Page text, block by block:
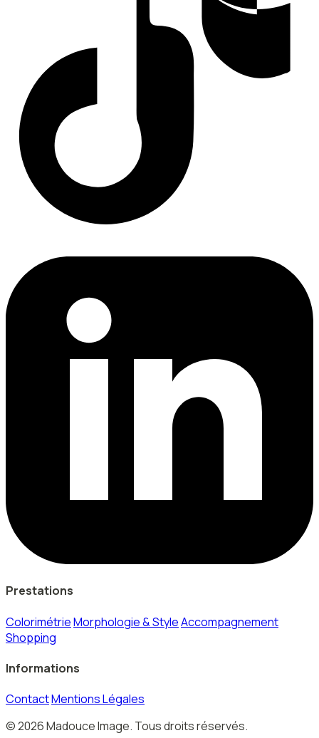
Prestations
ColorimétrieMorphologie & StyleAccompagnement
Shopping
Informations
ContactMentions Légales
© 2026 Madouce Image. Tous droits réservés.